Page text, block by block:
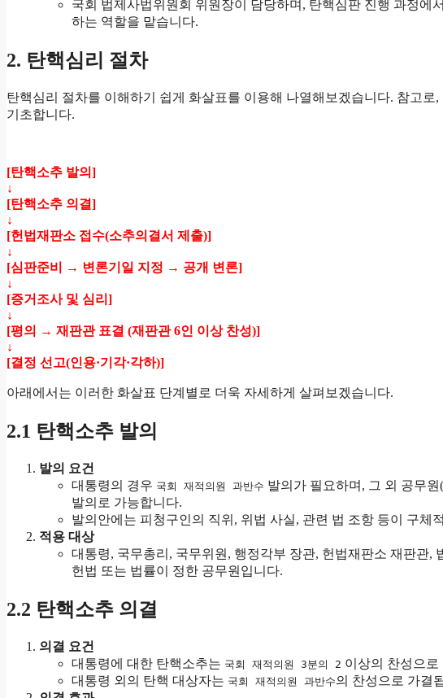
국회 법제사법위원회 위원장이 담당하며, 탄핵심판 진행 과정에
하는 역할을 맡습니다.
2. 탄핵심리 절차
탄핵심리 절차를 이해하기 쉽게 화살표를 이용해 나열해보겠습니다. 참고로
기초합니다.
[탄핵소추 발의]
↓
[탄핵소추 의결]
↓
[헌법재판소 접수(소추의결서 제출)]
↓
[심판준비 → 변론기일 지정 → 공개 변론]
↓
[증거조사 및 심리]
↓
[평의 → 재판관 표결 (재판관 6인 이상 찬성)]
↓
[결정 선고(인용·기각·각하)]
아래에서는 이러한 화살표 단계별로 더욱 자세하게 살펴보겠습니다.
2.1 탄핵소추 발의
발의 요건
대통령의 경우 국회 재적의원 과반수 발의가 필요하며, 그 외 공무
발의로 가능합니다.
발의안에는 피청구인의 직위, 위법 사실, 관련 법 조항 등이 구체
적용 대상
대통령, 국무총리, 국무위원, 행정각부 장관, 헌법재판소 재판관,
헌법 또는 법률이 정한 공무원입니다.
2.2 탄핵소추 의결
의결 요건
대통령에 대한 탄핵소추는 국회 재적의원 3분의 2 이상의 찬성으로
대통령 외의 탄핵 대상자는 국회 재적의원 과반수의 찬성으로 가결